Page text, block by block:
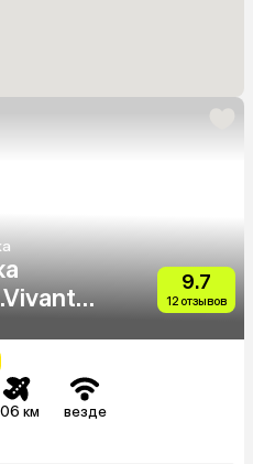
9.7
12 отзывов
км везде